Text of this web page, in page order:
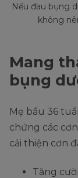
Nếu đau bụng
không
Mang
bụng
Mẹ bầu 36
chứng các
cải thiện cơn
Tăng